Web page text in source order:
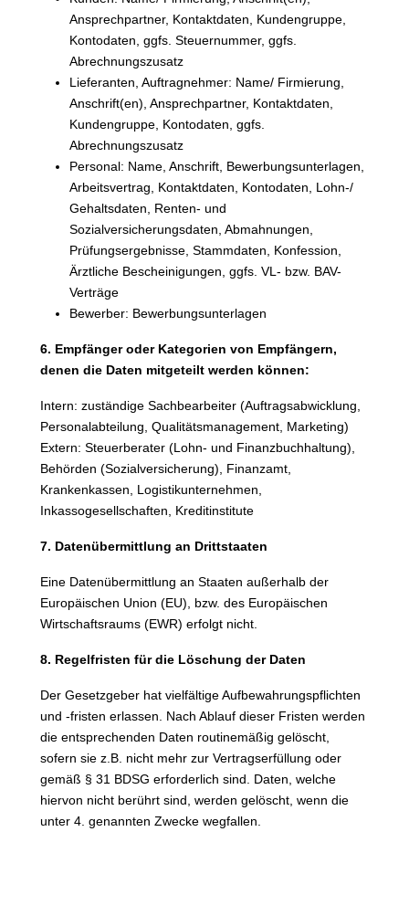
Ansprechpartner, Kontaktdaten, Kundengruppe,
Kontodaten, ggfs. Steuernummer, ggfs.
Abrechnungszusatz
Lieferanten, Auftragnehmer: Name/ Firmierung,
Anschrift(en), Ansprechpartner, Kontaktdaten,
Kundengruppe, Kontodaten, ggfs.
Abrechnungszusatz
Personal: Name, Anschrift, Bewerbungsunterlagen,
Arbeitsvertrag, Kontaktdaten, Kontodaten, Lohn-/
Gehaltsdaten, Renten- und
Sozialversicherungsdaten, Abmahnungen,
Prüfungsergebnisse, Stammdaten, Konfession,
Ärztliche Bescheinigungen, ggfs. VL- bzw. BAV-
Verträge
Bewerber: Bewerbungsunterlagen
6. Empfänger oder Kategorien von Empfängern,
denen die Daten mitgeteilt werden können:
Intern: zuständige Sachbearbeiter (Auftragsabwicklung,
Personalabteilung, Qualitätsmanagement, Marketing)
Extern: Steuerberater (Lohn- und Finanzbuchhaltung),
Behörden (Sozialversicherung), Finanzamt,
Krankenkassen, Logistikunternehmen,
Inkassogesellschaften, Kreditinstitute
7. Datenübermittlung an Drittstaaten
Eine Datenübermittlung an Staaten außerhalb der
Europäischen Union (EU), bzw. des Europäischen
Wirtschaftsraums (EWR) erfolgt nicht.
8. Regelfristen für die Löschung der Daten
Der Gesetzgeber hat vielfältige Aufbewahrungspflichten
und -fristen erlassen. Nach Ablauf dieser Fristen werden
die entsprechenden Daten routinemäßig gelöscht,
sofern sie z.B. nicht mehr zur Vertragserfüllung oder
gemäß § 31 BDSG erforderlich sind. Daten, welche
hiervon nicht berührt sind, werden gelöscht, wenn die
unter 4. genannten Zwecke wegfallen.